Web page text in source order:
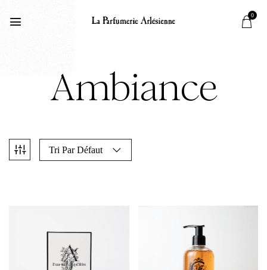
0
Ambiance
Tri Par Défaut